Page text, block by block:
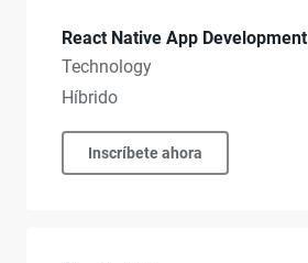
React Native App Development
Technology
Híbrido
Inscríbete ahora